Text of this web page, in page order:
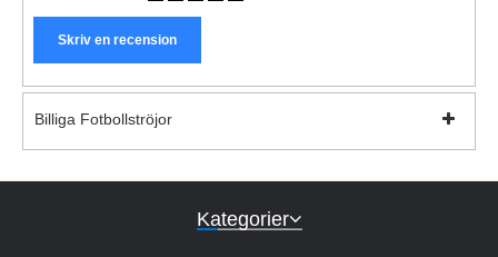
Skriv en recension
Billiga Fotbollströjor
Kategorier